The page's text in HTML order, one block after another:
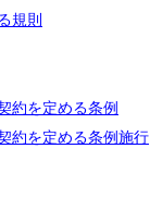
規則
約を定める条例
約を定める条例施行